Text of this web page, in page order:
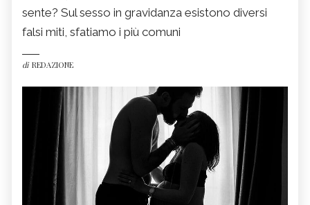
sente? Sul sesso in gravidanza esistono diversi
falsi miti, sfatiamo i più comuni
di REDAZIONE